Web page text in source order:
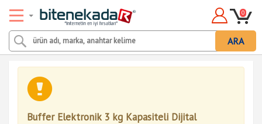
ARA
0
Buffer Elektronik 3 kg Kapasiteli Dijital